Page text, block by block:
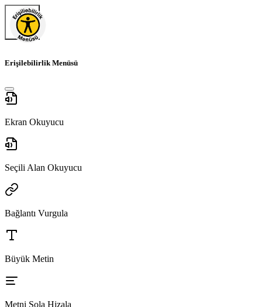
Erişilebilirlik Menüsü
Ekran Okuyucu
Seçili Alan Okuyucu
Bağlantı Vurgula
Büyük Metin
Metni Sola Hizala